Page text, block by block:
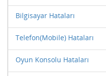
Bilgisayar Hataları
Telefon(Mobile) Hataları
Oyun Konsolu Hataları